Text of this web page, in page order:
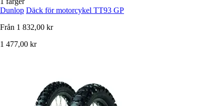
Dunlop Däck för motorcykel TT93 GP
Från 1 832,00 kr
1 477,00 kr